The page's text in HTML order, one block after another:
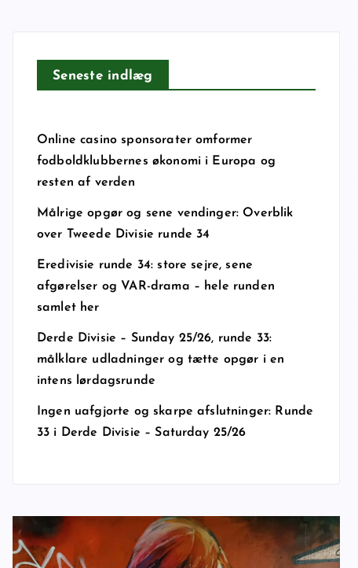
Seneste indlæg
Online casino sponsorater omformer
fodboldklubbernes økonomi i Europa og
resten af verden
Målrige opgør og sene vendinger: Overblik
over Tweede Divisie runde 34
Eredivisie runde 34: store sejre, sene
afgørelser og VAR-drama – hele runden
samlet her
Derde Divisie – Sunday 25/26, runde 33:
målklare udladninger og tætte opgør i en
intens lørdagsrunde
Ingen uafgjorte og skarpe afslutninger: Runde
33 i Derde Divisie – Saturday 25/26